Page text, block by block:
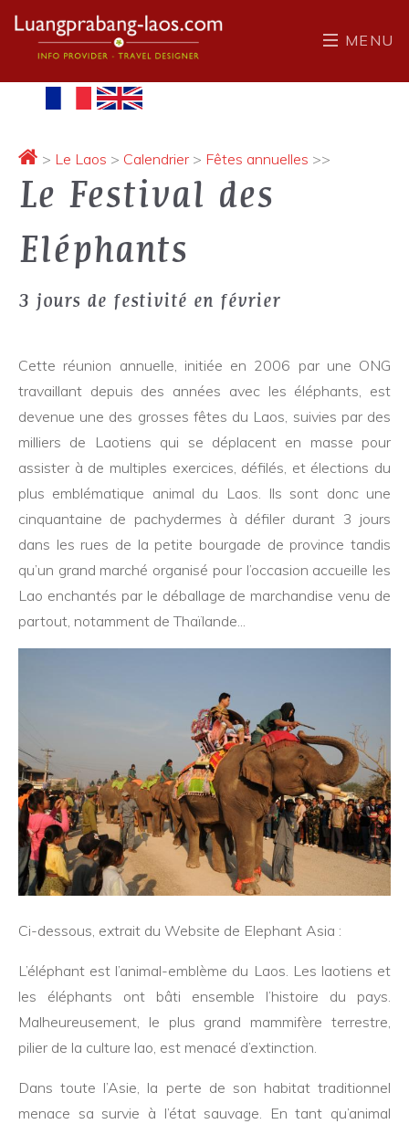
MENU
> Le Laos > Calendrier > Fêtes annuelles >>
Le Festival des
Eléphants
3 jours de festivité en février
Cette réunion annuelle, initiée en 2006 par une ONG
travaillant depuis des années avec les éléphants, est
devenue une des grosses fêtes du Laos, suivies par des
milliers de Laotiens qui se déplacent en masse pour
assister à de multiples exercices, défilés, et élections du
plus emblématique animal du Laos. Ils sont donc une
cinquantaine de pachydermes à défiler durant 3 jours
dans les rues de la petite bourgade de province tandis
qu’un grand marché organisé pour l’occasion accueille les
Lao enchantés par le déballage de marchandise venu de
partout, notamment de Thaïlande...
Ci-dessous, extrait du Website de Elephant Asia :
L’éléphant est l’animal-emblème du Laos. Les laotiens et
les éléphants ont bâti ensemble l’histoire du pays.
Malheureusement, le plus grand mammifère terrestre,
pilier de la culture lao, est menacé d’extinction.
Dans toute l’Asie, la perte de son habitat traditionnel
menace sa survie à l’état sauvage. En tant qu’animal